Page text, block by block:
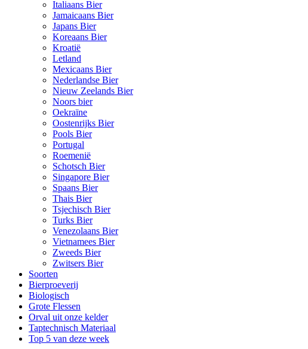
Italiaans Bier
Jamaicaans Bier
Japans Bier
Koreaans Bier
Kroatië
Letland
Mexicaans Bier
Nederlandse Bier
Nieuw Zeelands Bier
Noors bier
Oekraïne
Oostenrijks Bier
Pools Bier
Portugal
Roemenië
Schotsch Bier
Singapore Bier
Spaans Bier
Thais Bier
Tsjechisch Bier
Turks Bier
Venezolaans Bier
Vietnamees Bier
Zweeds Bier
Zwitsers Bier
Soorten
Bierproeverij
Biologisch
Grote Flessen
Orval uit onze kelder
Taptechnisch Materiaal
Top 5 van deze week